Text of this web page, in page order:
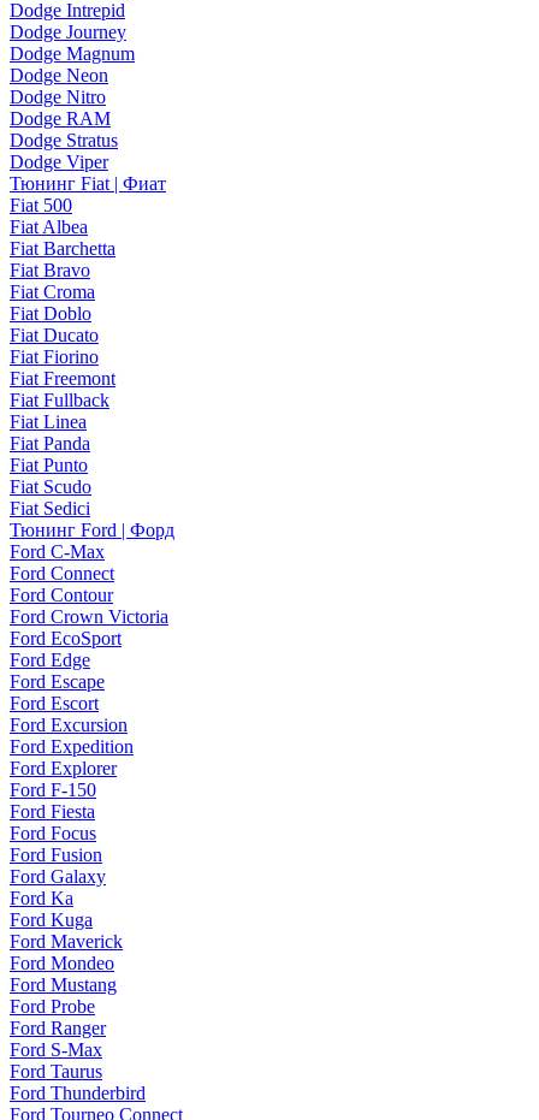
Dodge Intrepid
Dodge Journey
Dodge Magnum
Dodge Neon
Dodge Nitro
Dodge RAM
Dodge Stratus
Dodge Viper
Тюнинг Fiat | Фиат
Fiat 500
Fiat Albea
Fiat Barchetta
Fiat Bravo
Fiat Croma
Fiat Doblo
Fiat Ducato
Fiat Fiorino
Fiat Freemont
Fiat Fullback
Fiat Linea
Fiat Panda
Fiat Punto
Fiat Scudo
Fiat Sedici
Тюнинг Ford | Форд
Ford C-Max
Ford Connect
Ford Contour
Ford Crown Victoria
Ford EcoSport
Ford Edge
Ford Escape
Ford Escort
Ford Excursion
Ford Expedition
Ford Explorer
Ford F-150
Ford Fiesta
Ford Focus
Ford Fusion
Ford Galaxy
Ford Ka
Ford Kuga
Ford Maverick
Ford Mondeo
Ford Mustang
Ford Probe
Ford Ranger
Ford S-Max
Ford Taurus
Ford Thunderbird
Ford Tourneo Connect